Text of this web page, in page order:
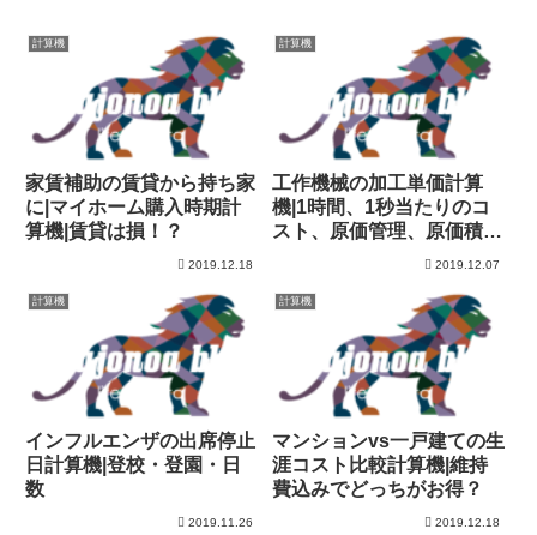
計算機
家賃補助の賃貸から持ち家
に|マイホーム購入時期計
算機|賃貸は損！？
2019.12.18
計算機
工作機械の加工単価計算
機|1時間、1秒当たりのコ
スト、原価管理、原価積
2019.12.07
計算機
インフルエンザの出席停止
日計算機|登校・登園・日
数
2019.11.26
計算機
マンションvs一戸建ての生
涯コスト比較計算機|維持
費込みでどっちがお得？
2019.12.18